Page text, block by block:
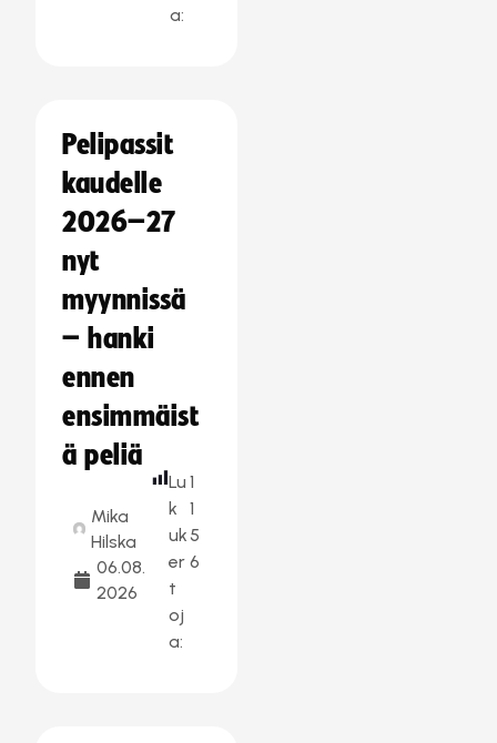
a:
Pelipassit
kaudelle
2026–27
nyt
myynnissä
– hanki
ennen
ensimmäist
ä peliä
Mika
Hilska
06.08.
2026
Lu
k
uk
er
t
oj
a:
1
1
5
6